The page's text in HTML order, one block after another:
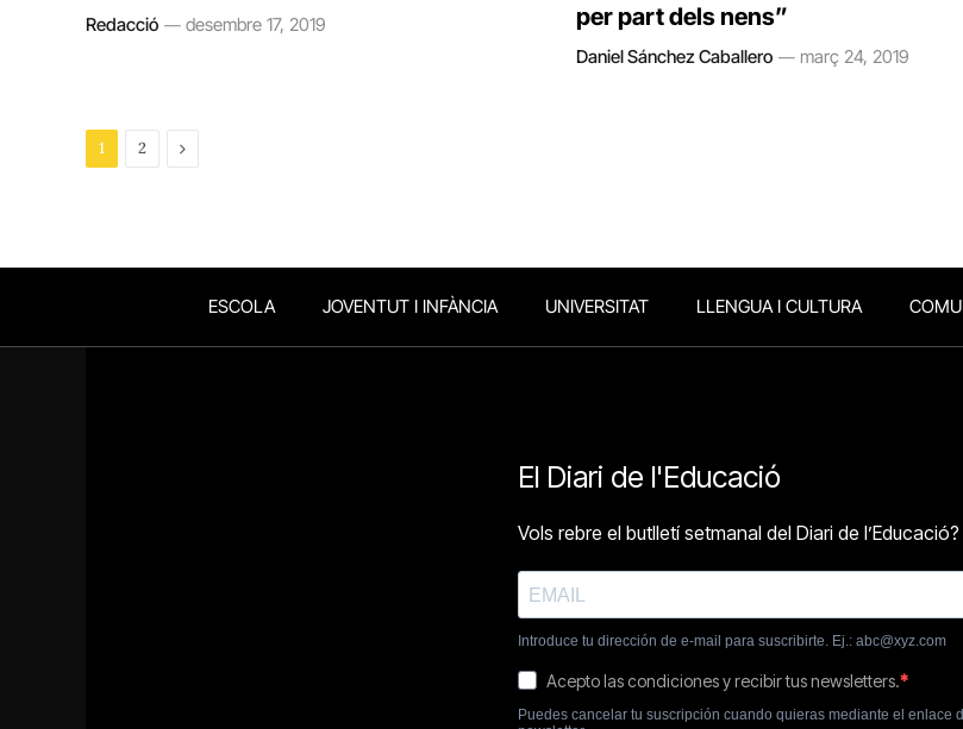
Redacció desembre 17, 2019
per part dels nens”
Daniel Sánchez Caballero març 24, 2019
1 2 Next
ESCOLA JOVENTUT I INFÀNCIA UNIVERSITAT LLENGUA I CULTURA